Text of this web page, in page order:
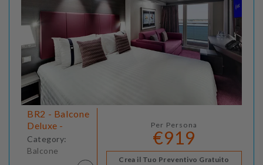
BR2 - Balcone
Deluxe -
Category:
Balcone
Per Persona
€919
Crea il Tuo Preventivo Gratuito